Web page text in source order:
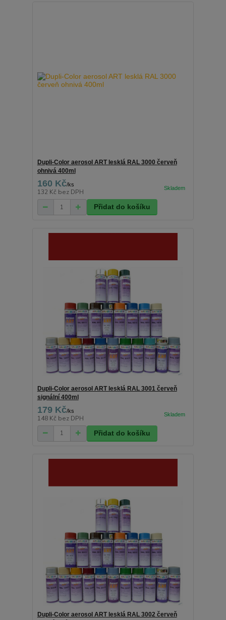
Dupli-Color aerosol ART lesklá RAL 3000 červeň
ohnivá 400ml
160 Kč/ks
132 Kč bez DPH
Přidat do košíku
Dupli-Color aerosol ART lesklá RAL 3001 červeň
signální 400ml
179 Kč/ks
148 Kč bez DPH
Přidat do košíku
Dupli-Color aerosol ART lesklá RAL 3002 červeň